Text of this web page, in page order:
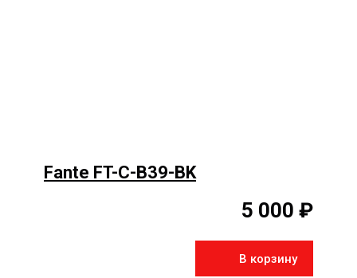
Fante FT-C-B39-BK
5 000 ₽
В корзину